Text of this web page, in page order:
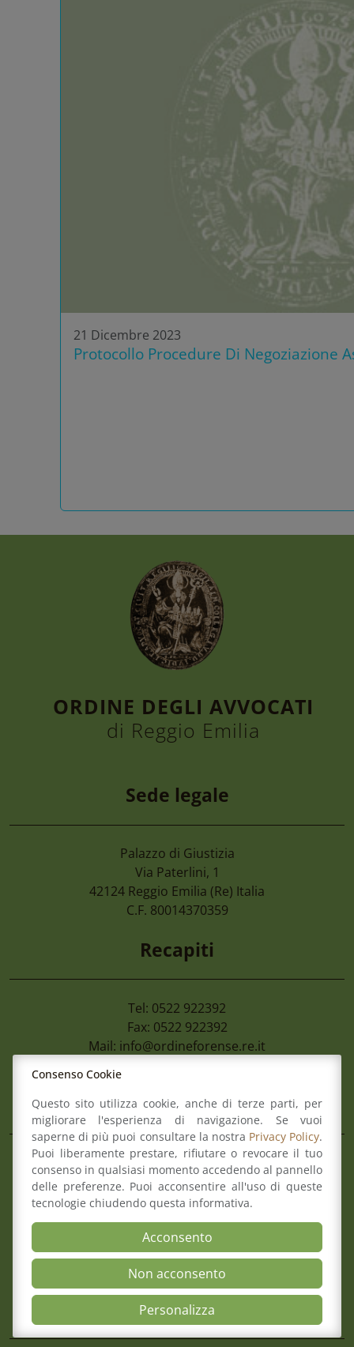
Open
21 Dicembre 2023
Protocollo Procedure Di Negoziazione
7 Agosto 2026
Camera Di Commercio Emilia –
Di Imprese Non Più Operative
ORDINE DEGLI AVVOCATI
di Reggio Emilia
Sede legale
Palazzo di Giustizia
Via Paterlini, 1
42124 Reggio Emilia (Re) Italia
C.F. 80014370359
Recapiti
Tel: 0522 922392
Fax: 0522 922392
Mail: info@ordineforense.re.it
L’Ordine
Composizione del Consiglio
Commissioni
Comitato pari opportunità
Osservatori
Richiesta pareri di congruità
Verbali del Consiglio
Aree
Consenso Cookie
Questo sito utilizza cookie, anche di terze parti, per
migliorare l'esperienza di navigazione. Se vuoi
saperne di più puoi consultare la nostra Privacy Policy.
Puoi liberamente prestare, rifiutare o revocare il tuo
consenso in qualsiasi momento accedendo al pannello
delle preferenze. Puoi acconsentire all'uso di queste
tecnologie chiudendo questa informativa.
Acconsento
Non acconsento
Personalizza